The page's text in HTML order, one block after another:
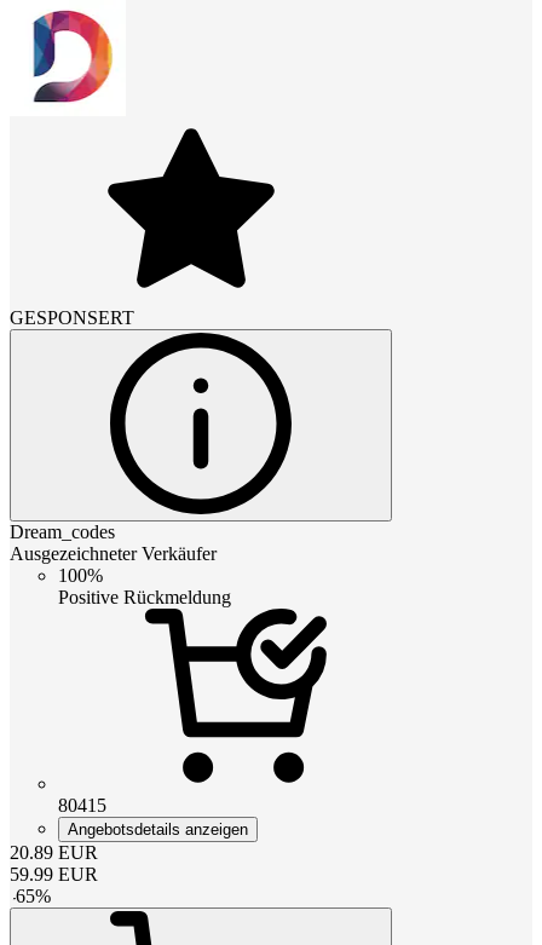
GESPONSERT
Dream_codes
Ausgezeichneter Verkäufer
100%
Positive Rückmeldung
80415
Angebotsdetails anzeigen
20.89 EUR
59.99 EUR
-65%